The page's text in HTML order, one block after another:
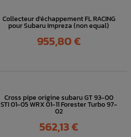
Collecteur d'échappement FL RACING
pour Subaru Impreza (non equal)
Prix
955,80 €
Cross pipe origine subaru GT 93-00
STI 01-05 WRX 01-11 Forester Turbo 97-
02
Prix
562,13 €